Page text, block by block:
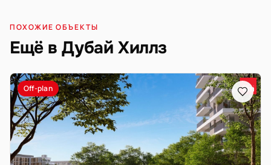
ПОХОЖИЕ ОБЪЕКТЫ
Ещё в Дубай Хиллз
Off-plan